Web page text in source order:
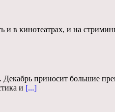
в кинотеатрах, и на
приносит большие
и [...]